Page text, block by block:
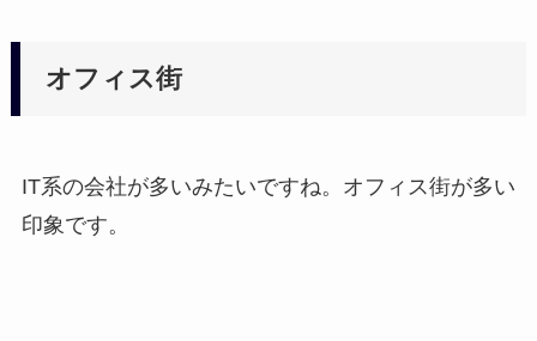
オフィス街
IT系の会社が多いみたいですね。オフィス街が多い
印象です。